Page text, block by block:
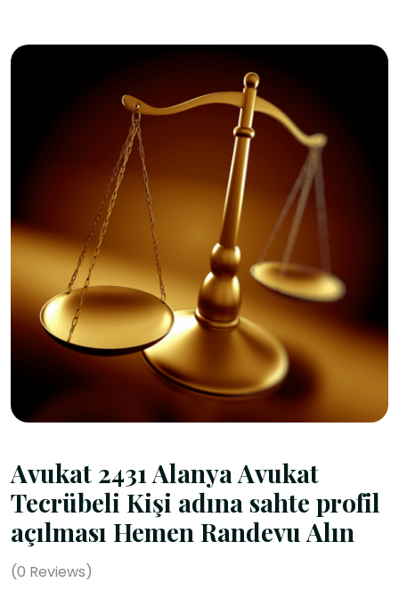
Avukat 2431 Alanya Avukat
Tecrübeli Kişi adına sahte profil
açılması Hemen Randevu Alın
(0 Reviews)